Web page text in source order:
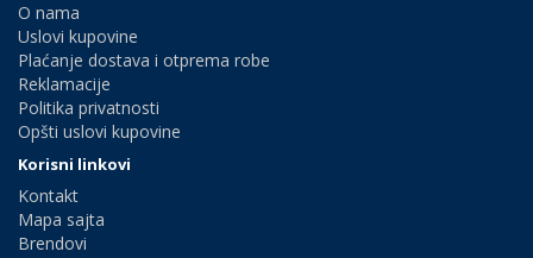
O nama
Uslovi kupovine
Plaćanje dostava i otprema robe
Reklamacije
Politika privatnosti
Opšti uslovi kupovine
Korisni linkovi
Kontakt
Mapa sajta
Brendovi